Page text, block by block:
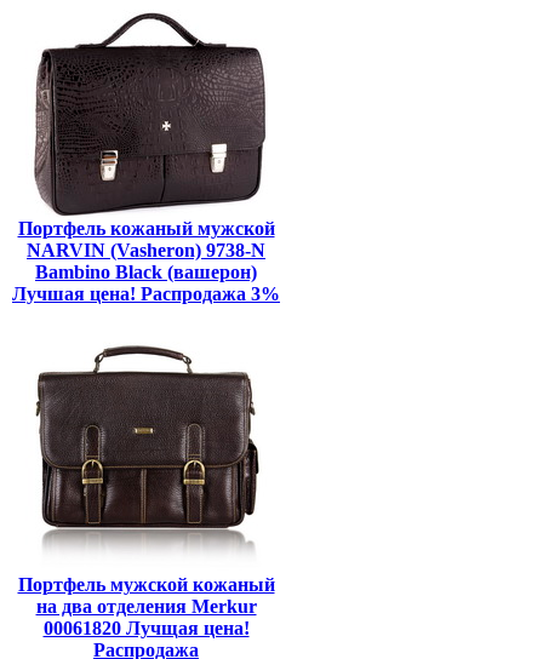
Портфель кожаный мужской
NARVIN (Vasheron) 9738-N
Bambino Black (вашерон)
Лучшая цена! Распродажа 3%
Портфель мужской кожаный
на два отделения Merkur
00061820 Лучщая цена!
Распродажа